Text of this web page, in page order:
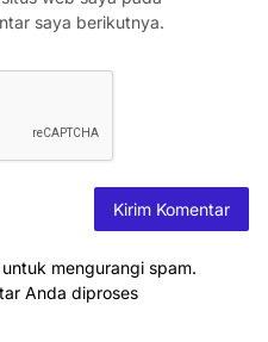
saya berikutnya.
mengurangi spam.
Anda diproses